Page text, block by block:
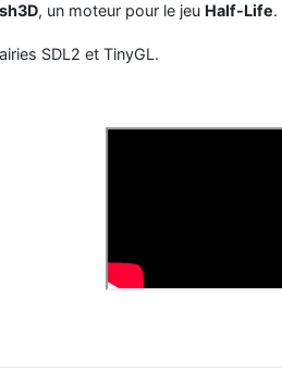
, un moteur pour le jeu Half-Life.
SDL2 et TinyGL.